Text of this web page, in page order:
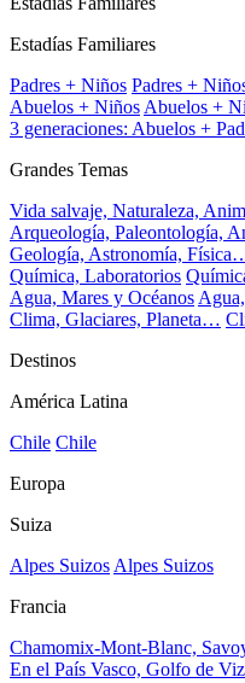
Estadías Familiares
Padres + Niños Padres +
Abuelos + NiñosAbuelos +
3 generaciones: Abuelos +
Grandes Temas
Vida salvaje, Naturaleza,
Arqueología, Paleontología,
Geología, Astronomía,
Química, Laboratorios
Agua, Mares y Océanos
Clima, Glaciares, Planeta…
Destinos
América Latina
Chile Chile
Europa
Suiza
Alpes SuizosAlpes Suizos
Francia
Chamomix-Mont-Blanc,
En el País Vasco, Golfo de